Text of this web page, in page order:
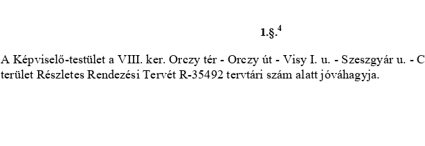
1.§. 4
A Képviselő-testület a VIII. ker. Orczy tér - Orczy út - Visy I. u. - Szeszgyár u. -
terület Részletes Rendezési Tervét R-35492 tervtári szám alatt jóváhagyja.